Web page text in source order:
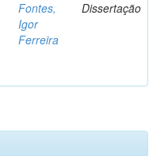
Fontes,
Igor
Ferreira
Dissertação